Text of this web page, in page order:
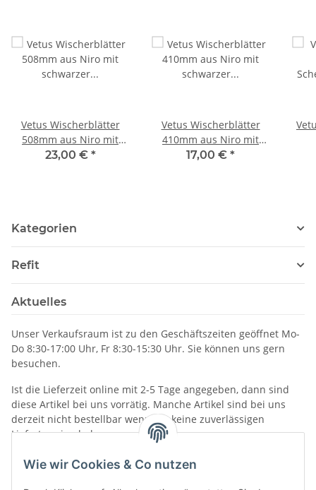
Wie wir Cookies & Co nutzen
Vetus Wischerblätter
508mm aus Niro mit
schwarzer
23,00 € *
Vetus Wischerblätter
410mm aus Niro mit
schwarzer
17,00 € *
Kategorien
Refit
Aktuelles
Unser Verkaufsraum ist zu den Geschäftszeiten geöffnet Mo-
Do 8:30-17:00 Uhr, Fr 8:30-15:30 Uhr. Sie können uns gern
besuchen.
Ist die Lieferzeit online mit 2-5 Tage angegeben, dann sind
diese Artikel bei uns vorrätig. Manche Artikel sind bei uns
derzeit nicht bestellbar wenn wir keine zuverlässigen
Liefertermine haben.
Informationen